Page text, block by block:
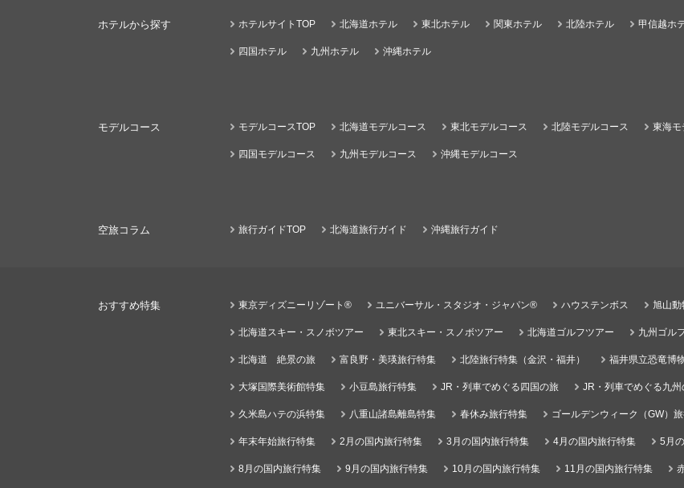
ホテルから探す ホテルサイトTOP 北海道ホテル 東北ホテル 関東ホテル 北陸ホテル 甲信越ホ
四国ホテル 九州ホテル 沖縄ホテル
モデルコース モデルコースTOP 北海道モデルコース 東北モデルコース 北陸モデルコース 東海モ
四国モデルコース 九州モデルコース 沖縄モデルコース
空旅コラム 旅行ガイドTOP 北海道旅行ガイド 沖縄旅行ガイド
おすすめ特集 東京ディズニーリゾート® ユニバーサル・スタジオ・ジャパン® ハウステンボス 旭山動
北海道スキー・スノボツアー 東北スキー・スノボツアー 北海道ゴルフツアー 九州ゴル
北海道 絶景の旅 富良野・美瑛旅行特集 北陸旅行特集（金沢・福井） 福井県立恐竜博
大塚国際美術館特集 小豆島旅行特集 JR・列車でめぐる四国の旅 JR・列車でめぐる九州
久米島ハテの浜特集 八重山諸島離島特集 春休み旅行特集 ゴールデンウィーク（GW）
年末年始旅行特集 2月の国内旅行特集 3月の国内旅行特集 4月の国内旅行特集 5月
8月の国内旅行特集 9月の国内旅行特集 10月の国内旅行特集 11月の国内旅行特集